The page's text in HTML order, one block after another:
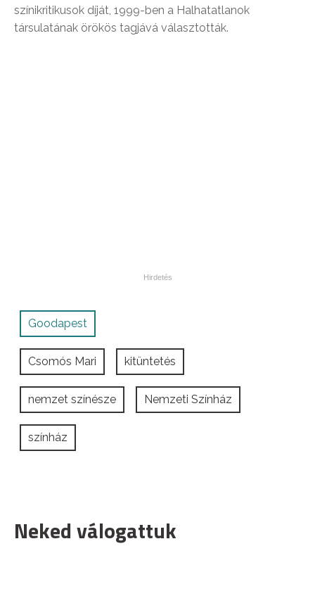
színikritikusok díját, 1999-ben a Halhatatlanok
társulatának örökös tagjává választották.
Goodapest
Csomós Mari kitüntetés
nemzet színésze Nemzeti Színház
színház
Neked válogattuk